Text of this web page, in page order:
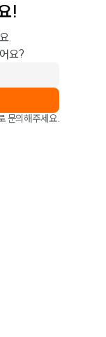
!
.
요?
문의해주세요.